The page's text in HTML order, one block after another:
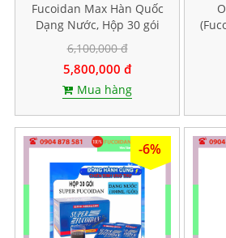
Fucoidan Max Hàn Quốc
Dạng Nước, Hộp 30 gói
mỗi gói 40ml
6,100,000 đ
5,800,000 đ
Mua hàng
-6%